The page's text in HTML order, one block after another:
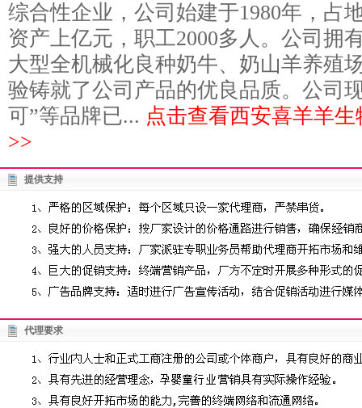
综合性企业，公司始建于1980年，占
资产上亿元，职工2000多人。公司拥
大型全机械化良种奶牛、奶山羊养殖
验铸就了公司产品的优良品质。公司
可”等品牌已... 点击查看西安喜羊羊
>>
提供支持
代理要求